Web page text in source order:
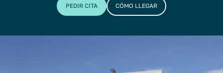
PEDIR CITA CÓMO LLEGAR